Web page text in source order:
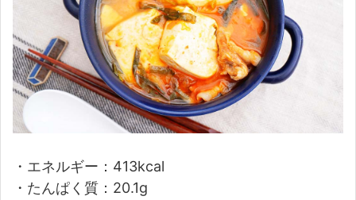
・エネルギー：413kcal
・たんぱく質：20.1g